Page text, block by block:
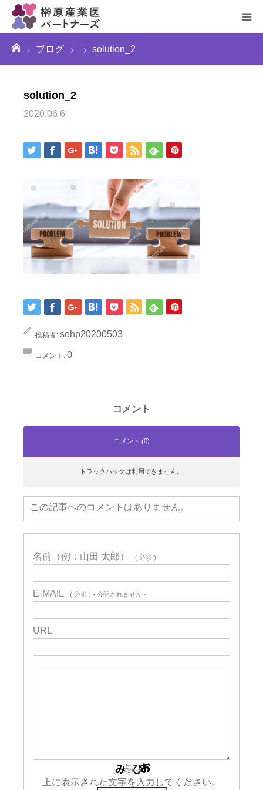
ム ブログ solution_2
solution_2
2020.06.6
投稿者:sohp20200503
コメント:0
コメント
コメント (0)
トラックバックは利用できません。
この記事へのコメントはありません。
名前（例：山田 太郎） ( 必須 )
E-MAIL ( 必須 ) - 公開されません -
URL
上に表示された文字を入力してください。
お問い合わせ